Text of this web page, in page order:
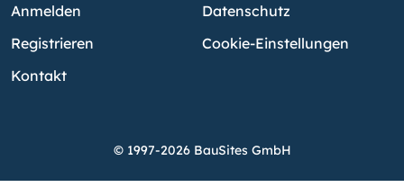
Anmelden
Registrieren
Kontakt
Datenschutz
Cookie-Einstellungen
© 1997-2026 BauSites GmbH